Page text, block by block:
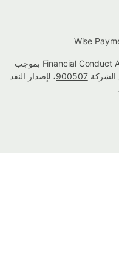
تم اعتماد شركة Wise بواسطة Financial Conduct Authority بموجب
900507، لإصدار النقد